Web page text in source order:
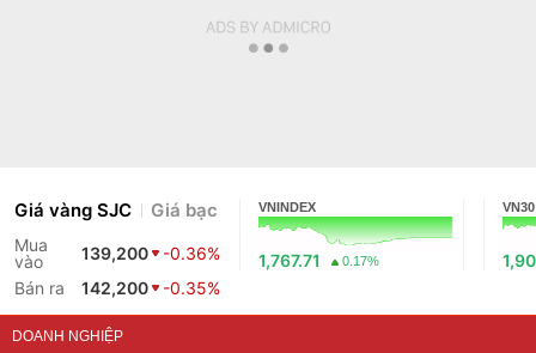
Giá vàng SJC Giá bạc
Mua
vào
139,200
-0.36%
Bán ra
142,200 -0.35%
VNINDEX
1,767.71 0.17%
VN30
DOANH NGHIỆP